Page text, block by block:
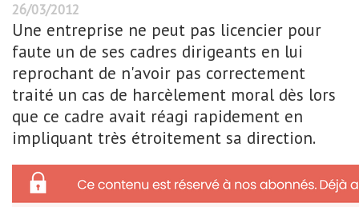
26/03/2012
Une entreprise ne peut pas licencier pour
faute un de ses cadres dirigeants en lui
reprochant de n'avoir pas correctement
traité un cas de harcèlement moral dès lors
que ce cadre avait réagi rapidement en
impliquant très étroitement sa direction.